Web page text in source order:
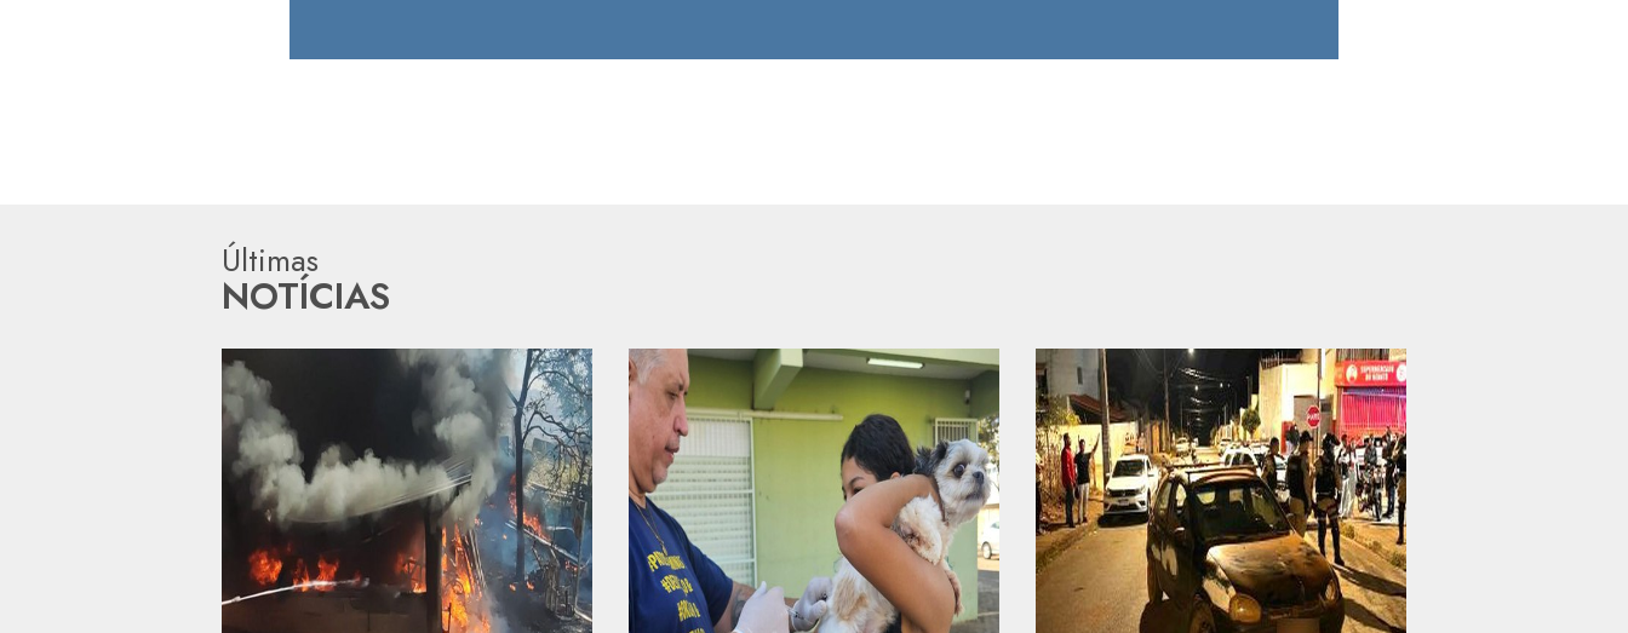
Últimas
NOTÍCIAS